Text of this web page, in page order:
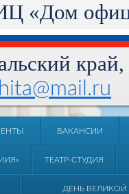
«Дом
ВАКАНСИИ
ТЕАТР-СТУДИЯ
ДЕНЬ